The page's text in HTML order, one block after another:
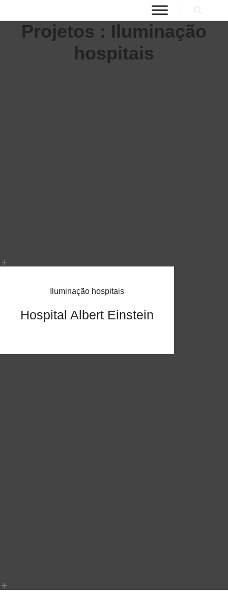
Projetos : Iluminação
hospitais
Iluminação hospitais
Hospital Albert Einstein